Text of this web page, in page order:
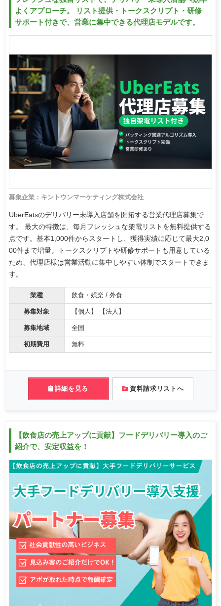
よくアプローチ。 リスト提供・トークスクリプト・研修
サポート付きで、営業に集中できる代理店モデルです。
募集企業：キントウンマーケティング株式会社
UberEatsのデリバリー未導入店舗を開拓する営業代理店募集で
す。 最大の特徴は、毎月フレッシュな架電リストを無料提供する
点です。基本1,000件からスタートし、獲得実績に応じて最大2,0
00件まで増量。トークスクリプトや研修サポートも用意している
ため、代理店様は営業活動に集中しやすい体制でスタートできま
す。
業種 飲食・娯楽 / 外食
募集対象 【個人】 【法人】
募集地域 全国
初期費用 無料
詳細を見る 資料請求リストへ
【飲食店の売上アップに貢献】フードデリバリー導入のご
紹介で、安定収益を！